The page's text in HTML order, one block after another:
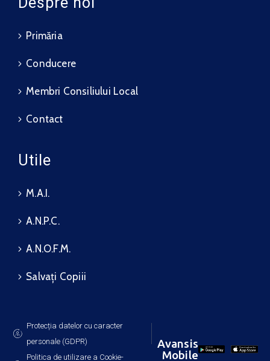
Primăria
Conducere
Membri Consiliului Local
Contact
Utile
M.A.I.
A.N.P.C.
A.N.O.F.M.
Salvați Copiii
Protecția datelor cu caracter
personale (GDPR)
Politica de utilizare a Cookie-
Avansis
Mobile